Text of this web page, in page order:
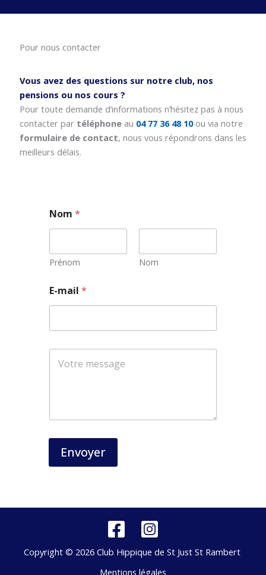
Pour nous contacter
Vous avez des questions sur notre club, nos
pensions ou nos cours ?
Pour toute demande d’informations n’hésitez pas à nous
contacter par téléphoneau 04 77 36 48 10 ou via notre
formulaire de contact, nous vous répondrons dans les
meilleurs délais.
Nom*
Prénom Nom
-
m
i
*
E-mail*
Envoyer
Copyright © 2026 Club Hippique de St Just St Rambert
Mentions légales